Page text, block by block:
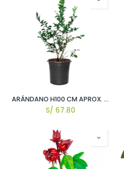
ARÁNDANO H100 CM APROX. / BOL
S/ 67.80